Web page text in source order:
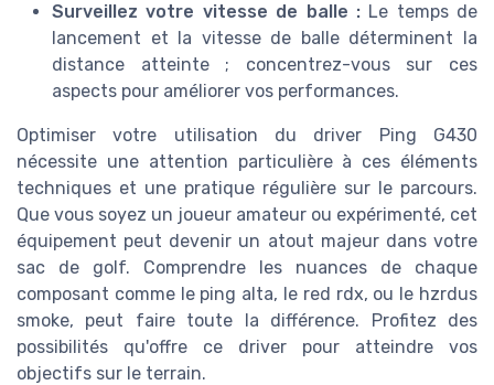
Surveillez votre vitesse de balle :Le temps de
lancement et la vitesse de balle déterminent la
distance atteinte ; concentrez-vous sur ces
aspects pour améliorer vos performances.
Optimiser votre utilisation du driver Ping G430
nécessite une attention particulière à ces éléments
techniques et une pratique régulière sur le parcours.
Que vous soyez un joueur amateur ou expérimenté, cet
équipement peut devenir un atout majeur dans votre
sac de golf. Comprendre les nuances de chaque
composant comme le ping alta, le red rdx, ou le hzrdus
smoke, peut faire toute la différence. Profitez des
possibilités qu'offre ce driver pour atteindre vos
objectifs sur le terrain.